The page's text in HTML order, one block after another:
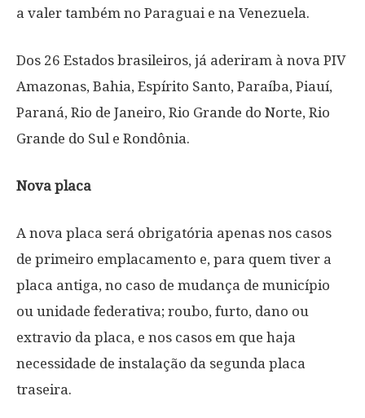
a valer também no Paraguai e na Venezuela.
Dos 26 Estados brasileiros, já aderiram à nova PIV
Amazonas, Bahia, Espírito Santo, Paraíba, Piauí,
Paraná, Rio de Janeiro, Rio Grande do Norte, Rio
Grande do Sul e Rondônia.
Nova placa
A nova placa será obrigatória apenas nos casos
de primeiro emplacamento e, para quem tiver a
placa antiga, no caso de mudança de município
ou unidade federativa; roubo, furto, dano ou
extravio da placa, e nos casos em que haja
necessidade de instalação da segunda placa
traseira.